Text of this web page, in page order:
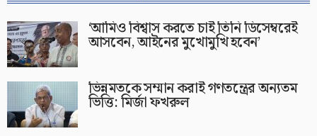
‘আমিও বিশ্বাস করতে চাই তিনি ডিসেম্বরেই
আসবেন, আইনের মুখোমুখি হবেন’
ভিন্নমতকে সম্মান করাই গণতন্ত্রের অন্যতম
ভিত্তি: মির্জা ফখরুল